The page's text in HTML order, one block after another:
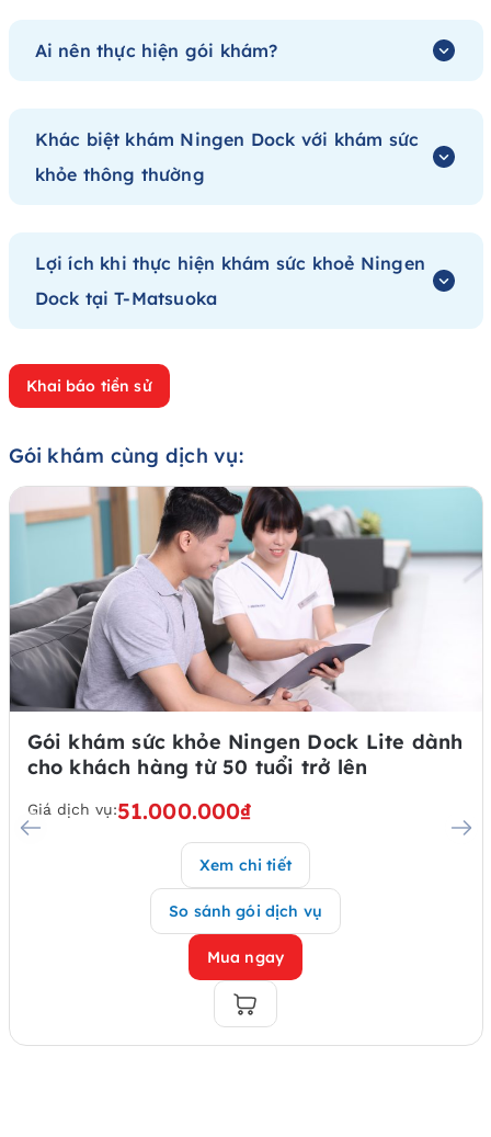
Ai nên thực hiện gói khám?
Khác biệt khám Ningen Dock với khám sức
khỏe thông thường
Lợi ích khi thực hiện khám sức khoẻ Ningen
Dock tại T-Matsuoka
Khai báo tiền sử
Gói khám cùng dịch vụ:
Gói khám sức khỏe Ningen Dock Lite dành
cho khách hàng từ 50 tuổi trở lên
Giá dịch vụ:51.000.000₫
Xem chi tiết
So sánh gói dịch vụ
Mua ngay